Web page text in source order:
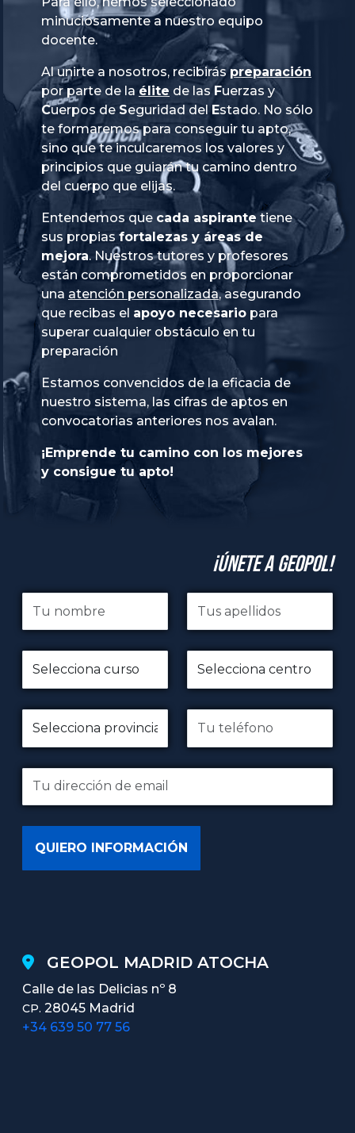
minuciosamente a nuestro equipo
docente.
Al unirte a nosotros, recibiráspreparación
por parte de la élite de las Fuerzas y
Cuerpos de Seguridad del Estado. No sólo
te formaremos para conseguir tu apto,
sino que te inculcaremos los valores y
principios que guiarán tu camino dentro
del cuerpo que elijas.
Entendemos que cada aspirante tiene
sus propias fortalezas y áreas de
mejora. Nuestros tutores y profesores
están comprometidos en proporcionar
una atención personalizada, asegurando
que recibas el apoyo necesario para
superar cualquier obstáculo en tu
preparación
Estamos convencidos de la eficacia de
nuestro sistema, las cifras de aptos en
convocatorias anteriores nos avalan.
¡Emprende tu camino con los mejores
y consigue tu apto!
¡Únete a GeoPol!
GEOPOL MADRID ATOCHA
Calle de las Delicias nº 8
CP. 28045 Madrid
+34 639 50 77 56